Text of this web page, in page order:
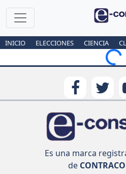
INICIO ELECCIONES CIENCIA
Es una marca
de